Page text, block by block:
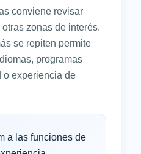
conviene revisar
zonas de interés.
se repiten permite
programas
o experiencia de
a las funciones de